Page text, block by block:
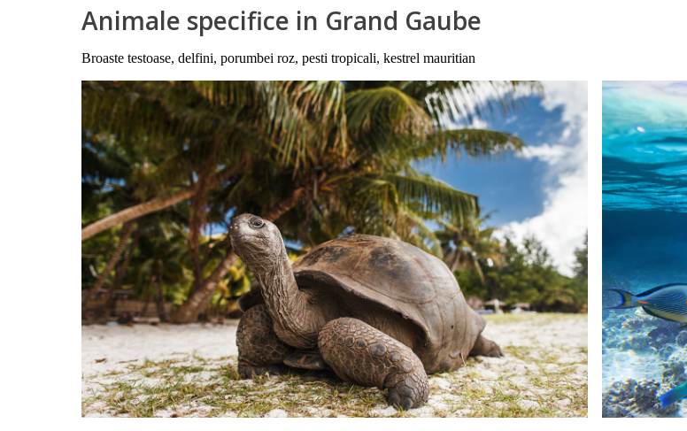
Animale specifice in Grand Gaube
Broaste testoase, delfini, porumbei roz, pesti tropicali, kestrel mauritian